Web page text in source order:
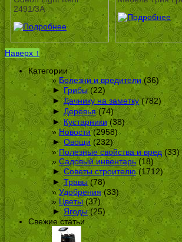
2491/3A
Наверх ↑
Категории
Болезни и вредители(36)
► Грибы(22)
► Дачнику на заметку(782)
► Деревья(74)
► Кустарники(38)
Новости(2958)
► Овощи(232)
Полезные свойства и вред(33)
Садовый инвентарь (18)
► Советы строителю(1712)
► Травы(78)
Удобрения(33)
Цветы(37)
► Ягоды(25)
Свежие статьи